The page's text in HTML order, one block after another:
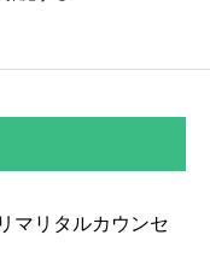
マリタルカウンセ